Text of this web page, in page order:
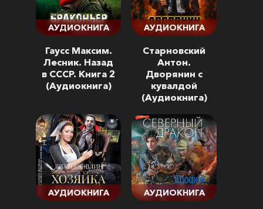
АУДИОКНИГА
Гаусс Максим.
Лесник. Назад
в СССР. Книга 2
(Аудиокнига)
АУДИОКНИГА
Старновский
Антон.
Дворянин с
кувалдой
(Аудиокнига)
АУДИОКНИГА АУДИОКНИГА